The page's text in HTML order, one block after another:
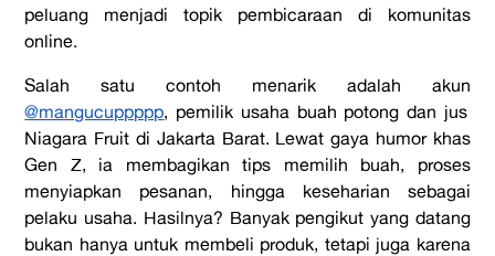
peluang menjadi topik pembicaraan di komunitas
online.
Salah satu contoh menarik adalah akun
@mangucuppppp, pemilik usaha buah potong dan jus
Niagara Fruit di Jakarta Barat. Lewat gaya humor khas
Gen Z, ia membagikan tips memilih buah, proses
menyiapkan pesanan, hingga keseharian sebagai
pelaku usaha. Hasilnya? Banyak pengikut yang datang
bukan hanya untuk membeli produk, tetapi juga karena